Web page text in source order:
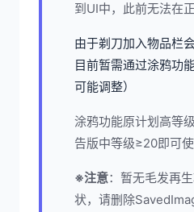
到UI中，此前无法在
由于剃刀加入物品栏
目前暂需通过涂鸦功
可能调整）
涂鸦功能原计划高等
告版中等级≥20即可
※注意：暂无毛发再
状，请删除